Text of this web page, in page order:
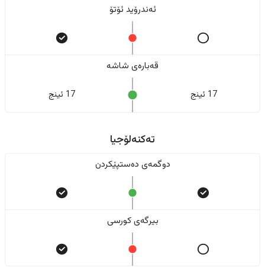
ئەندرۆید ئۆتۆ
قەبارەی شاشە
17 ئینج 17 ئینج
تەکنەلۆجیا
دوگمەی دەستپێکردن
بیرگەی کورسی